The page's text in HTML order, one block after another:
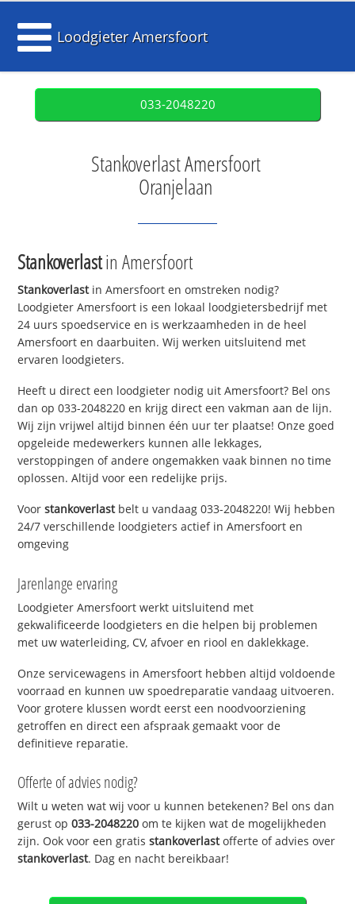
Loodgieter Amersfoort
033-2048220
Stankoverlast Amersfoort
Oranjelaan
Stankoverlastin Amersfoort
Stankoverlastin Amersfoort en omstreken nodig?
Loodgieter Amersfoort is een lokaal loodgietersbedrijf met
24 uurs spoedservice en is werkzaamheden in de heel
Amersfoort en daarbuiten. Wij werken uitsluitend met
ervaren loodgieters.
Heeft u direct een loodgieter nodig uit Amersfoort? Bel ons
dan op 033-2048220 en krijg direct een vakman aan de lijn.
Wij zijn vrijwel altijd binnen één uur ter plaatse! Onze goed
opgeleide medewerkers kunnen alle lekkages,
verstoppingen of andere ongemakken vaak binnen no time
oplossen. Altijd voor een redelijke prijs.
Voorstankoverlastbelt u vandaag 033-2048220! Wij hebben
24/7 verschillende loodgieters actief in Amersfoort en
omgeving
Jarenlange ervaring
Loodgieter Amersfoort werkt uitsluitend met
gekwalificeerde loodgieters en die helpen bij problemen
met uw waterleiding, CV, afvoer en riool en daklekkage.
Onze servicewagens in Amersfoort hebben altijd voldoende
voorraad en kunnen uw spoedreparatie vandaag uitvoeren.
Voor grotere klussen wordt eerst een noodvoorziening
getroffen en direct een afspraak gemaakt voor de
definitieve reparatie.
Offerte of advies nodig?
Wilt u weten wat wij voor u kunnen betekenen? Bel ons dan
gerust op033-2048220 om te kijken wat de mogelijkheden
zijn. Ook voor een gratisstankoverlastofferte of advies over
stankoverlast. Dag en nacht bereikbaar!